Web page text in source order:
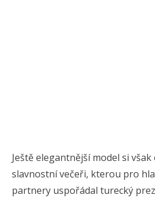
Ještě elegantnější model si
slavnostní večeři, kterou pro
partnery uspořádal turecký